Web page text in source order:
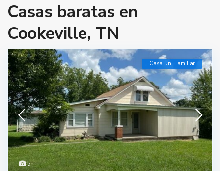
Casas baratas en
Cookeville, TN
5
Casa Uni Familiar